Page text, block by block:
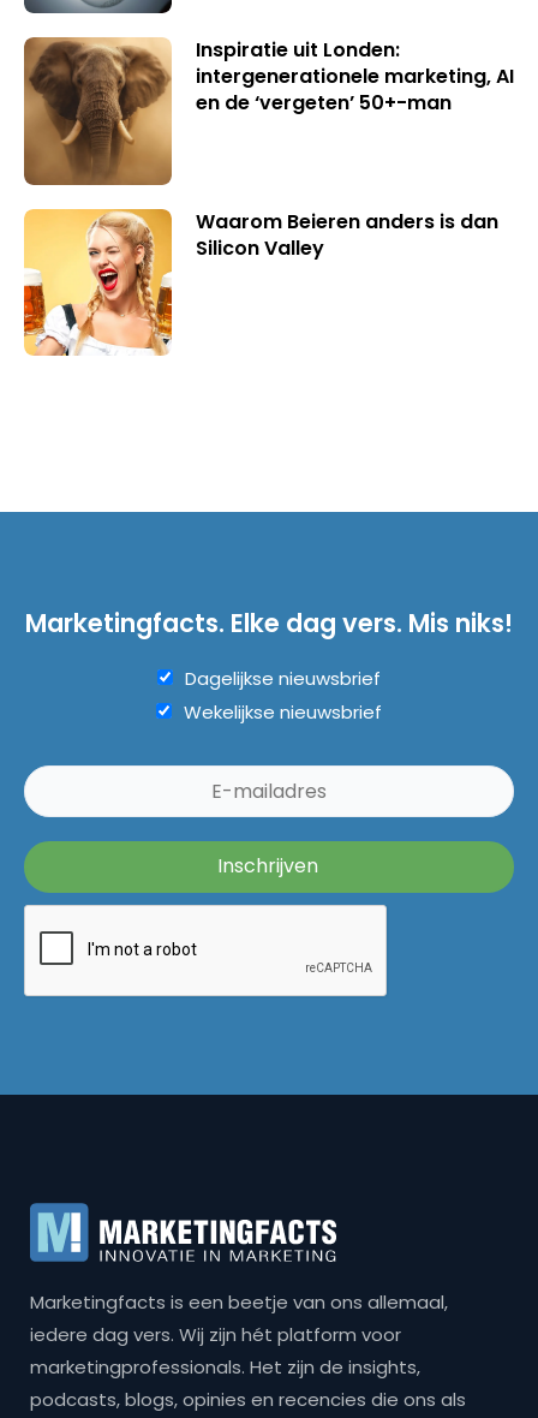
Inspiratie uit Londen:
intergenerationele marketing, AI
en de ‘vergeten’ 50+-man
Waarom Beieren anders is dan
Silicon Valley
Marketingfacts. Elke dag vers. Mis niks!
Dagelijkse nieuwsbrief
Wekelijkse nieuwsbrief
Marketingfacts is een beetje van ons allemaal,
iedere dag vers. Wij zijn hét platform voor
marketingprofessionals. Het zijn de insights,
podcasts, blogs, opinies en recencies die ons als